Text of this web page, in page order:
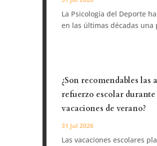
La Psicología del Deporte
en las últimas décadas una
¿Son recomendables las
refuerzo escolar durante
vacaciones de verano?
31 Jul 2026
Las vacaciones escolares